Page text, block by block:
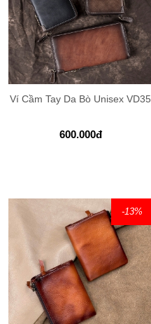
Ví Cầm Tay Da Bò Unisex VD35
600.000đ
-13%